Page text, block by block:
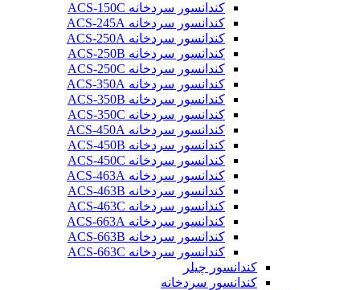
کندانسور سردخانه ACS-150C
کندانسور سردخانه ACS-245A
کندانسور سردخانه ACS-250A
کندانسور سردخانه ACS-250B
کندانسور سردخانه ACS-250C
کندانسور سردخانه ACS-350A
کندانسور سردخانه ACS-350B
کندانسور سردخانه ACS-350C
کندانسور سردخانه ACS-450A
کندانسور سردخانه ACS-450B
کندانسور سردخانه ACS-450C
کندانسور سردخانه ACS-463A
کندانسور سردخانه ACS-463B
کندانسور سردخانه ACS-463C
کندانسور سردخانه ACS-663A
کندانسور سردخانه ACS-663B
کندانسور سردخانه ACS-663C
کندانسور چیلر
کندانسور سردخانه